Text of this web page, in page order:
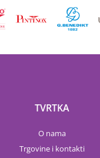
TVRTKA
O nama
Trgovine i kontakti